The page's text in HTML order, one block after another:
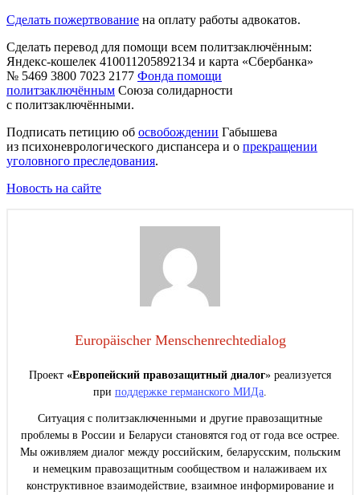
Сделать пожертвование на оплату работы адвокатов.
Сделать перевод для помощи всем политзаключённым:
Яндекс-кошелек 410011205892134 и карта «Сбербанка»
№ 5469 3800 7023 2177 Фонда помощи
политзаключённым Союза солидарности
с политзаключёнными.
Подписать петицию об освобождении Габышева
из психоневрологического диспансера и о прекращении
уголовного преследования.
Новость на сайте
Europäischer Menschenrechtedialog
Проект «Европейский правозащитный диалог» реализуется
при поддержке германского МИДа
Ситуация с политзаключенными и другие правозащитные
проблемы в России и Беларуси становятся год от года все острее.
Мы оживляем диалог между российским, беларусским, польским
и немецким правозащитным сообществом и налаживаем их
конструктивное взаимодействие, взаимное информирование и